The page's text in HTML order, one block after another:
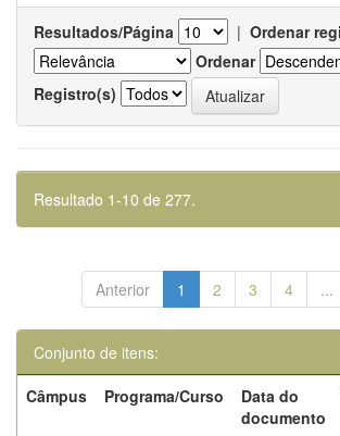
Resultados/Página | Ordenar
Ordenar
Registro(s)
Resultado 1-10 de 277.
Anterior 1 2 3 4 ...
Conjunto de itens:
Câmpus
Programa/Curso
Data do
documento